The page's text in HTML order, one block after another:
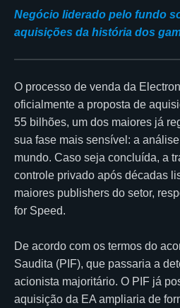
Negócio liderado pelo fundo
aquisições da história dos
O processo de venda da
oficialmente a proposta de
55 bilhões, um dos maiores já
sua fase mais sensível: a
mundo. Caso seja concluída, a
controle privado após décadas
maiores publishers do setor,
for Speed.
De acordo com os termos do
Saudita (PIF), que passaria a
acionista majoritário. O PIF já
aquisição da EA ampliaria de